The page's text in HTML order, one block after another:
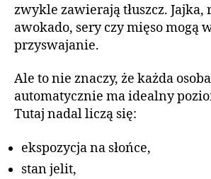
zwykle zawierają tłuszcz. Jajka,
awokado, sery czy mięso mogą
przyswajanie.
Ale to nie znaczy, że każda
automatycznie ma idealny
Tutaj nadal liczą się:
ekspozycja na słońce,
stan jelit,